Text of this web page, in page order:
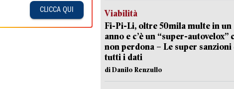
CLICCA QUI
Viabilità
Fi-Pi-Li, oltre 50mila multe in un
anno e c’è un “super-autovelox”
non perdona – Le super sanzioni
tutti i dati
di Danilo Renzullo